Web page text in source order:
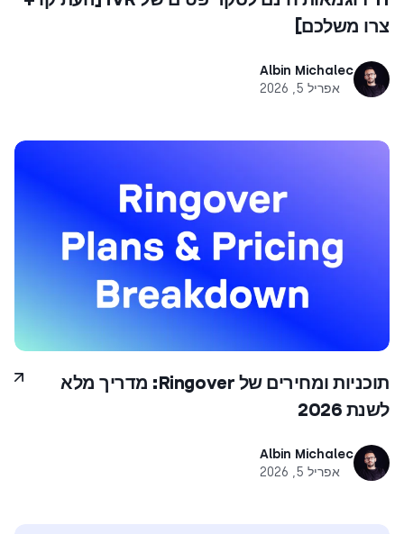
צרו משלכם]
Albin Michalec
אפריל 5, 2026
תוכניות ומחירים של Ringover: מדריך מלא
לשנת 2026
Albin Michalec
אפריל 5, 2026